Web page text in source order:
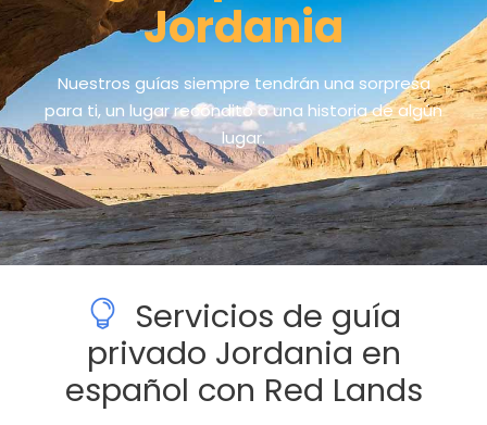
Jordania
Nuestros guías siempre tendrán una sorpresa
para ti, un lugar recóndito o una historia de algún
lugar.
Servicios de guía
privado Jordania en
español con Red Lands